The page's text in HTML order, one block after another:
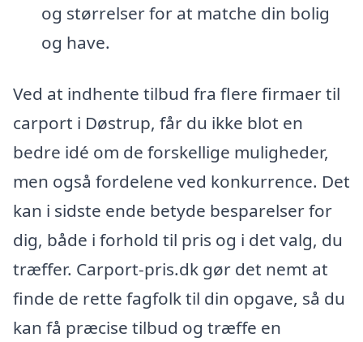
og størrelser for at matche din bolig
og have.
Ved at indhente tilbud fra flere firmaer til
carport i Døstrup, får du ikke blot en
bedre idé om de forskellige muligheder,
men også fordelene ved konkurrence. Det
kan i sidste ende betyde besparelser for
dig, både i forhold til pris og i det valg, du
træffer. Carport-pris.dk gør det nemt at
finde de rette fagfolk til din opgave, så du
kan få præcise tilbud og træffe en